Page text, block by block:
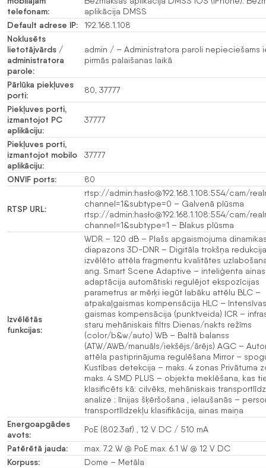
telefonam:
aplikācija DMSS
Default adrese IP: 192.168.1.108
Noklusēts
lietotājvārds /
administratora
parole:
admin / – Administratora paroli nepieciešams
pirmās palaišanas laikā
Pārlūka piekļuves
porti:
80, 37777
Piekļuves porti,
izmantojot PC
aplikāciju:
37777
Piekļuves porti,
izmantojot mobilo
aplikāciju:
37777
ONVIF ports: 80
RTSP URL:
rtsp://admin:hasło@192.168.1.108:554/cam/
channel=1&subtype=0 – Galvenā plūsma
rtsp://admin:hasło@192.168.1.108:554/cam/
channel=1&subtype=1 – Blakus plūsma
Izvēlētās
funkcijas:
WDR – 120 dB – Plašs apgaismojuma
diapazons 3D-DNR – Digitāla trokšņa
izvēlēto attēla fragmentu kvalitātes
ang. Smart Scene Adaptive – inteliģenta ainas
adaptācija automātiski regulējot ekspozīcijas
parametrus ar mērķi iegūt labāku attēlu BLC –
atpakaļgaismas kompensācija HLC – Intensīvas
gaismas kompensācija (punktveida) ICR –
staru mehāniskais filtrs Dienas/nakts režīms
(color/b&w/auto) WB – Baltā balanss
(ATW/AWB/manuāls/iekšējs/ārējs) AGC –
attēla pastiprinājuma regulēšana Mirror –
Kustības detekcija – maks. 4 zonas Privātuma
maks. 4 SMD PLUS – objekta meklēšana, kas
klasificēts kā: cilvēks, mehāniskais
analizė : līnijas šķēršošana , ielaušanās –
transportlīdzekļu klasifikācija, ainas maiņa
Energoapgādes
avots:
PoE (802.3af) , 12 V DC / 510 mA
Patērētā jauda: max. 7.2 W @ PoE max. 6.1 W @ 12 V DC
Korpuss: Dome – Metāla